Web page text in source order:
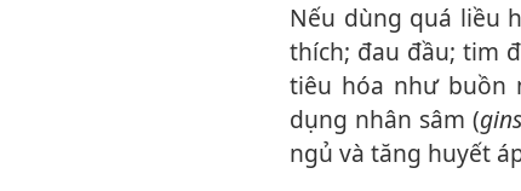
Nếu dùng quá liều hoặc kéo dài, một số người có thể bị mất ngủ, bồn chồn, kíc‌h
thí‌ch; đau đầu; tim
tiêu hóa như buồn
dụn‌g nhân sâm (
ngủ và tăng huyết